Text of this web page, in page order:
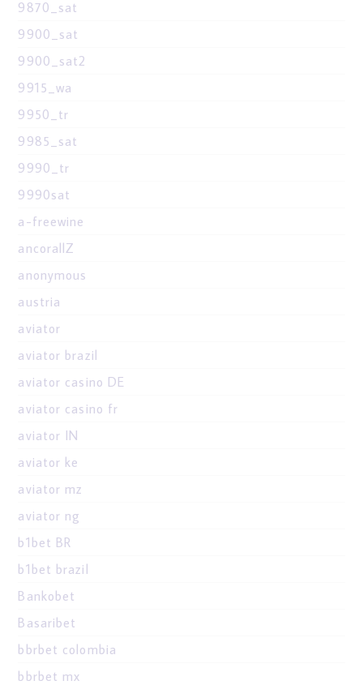
9870_sat
9900_sat
9900_sat2
9915_wa
9950_tr
9985_sat
9990_tr
9990sat
a-freewine
ancorallZ
anonymous
austria
aviator
aviator brazil
aviator casino DE
aviator casino fr
aviator IN
aviator ke
aviator mz
aviator ng
b1bet BR
b1bet brazil
Bankobet
Basaribet
bbrbet colombia
bbrbet mx